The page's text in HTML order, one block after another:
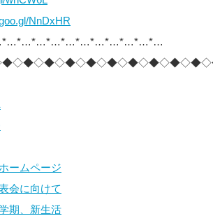
NnDxHR
ームページ
会に向けて
期、新生活